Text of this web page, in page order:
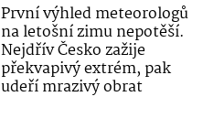
První výhled meteorologů
na letošní zimu nepotěší.
Nejdřív Česko zažije
překvapivý extrém, pak
udeří mrazivý obrat